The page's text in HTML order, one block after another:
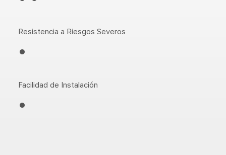
Resistencia a Riesgos Severos
•
Facilidad de Instalación
•